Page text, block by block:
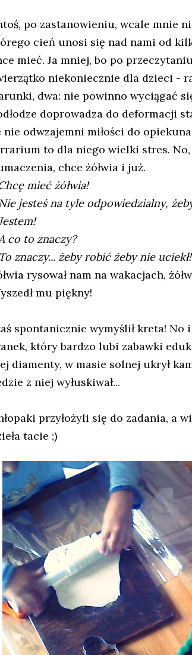
po zastanowieniu, wcale mnie
cień unosi się nad nami od
mieć. Ja mniej, bo po
niekoniecznie dla dzieci -
dwa: nie powinno wyciągać
doprowadza do deformacji
nie odwzajemni miłości do
to dla niego wielki stres.
chce żółwia i już.
mieć żółwia!
jesteś na tyle odpowiedzialny,
co to znaczy?
znaczy... żeby robić żeby nie uciekł!
rysował nam na wakacjach,
mu piękny!
spontanicznie wymyślił kreta! No
który bardzo lubi zabawki
diamenty, w masie solnej ukrył
z niej wyłuskiwał...
przyłożyli się do zadania, a
tacie ;)